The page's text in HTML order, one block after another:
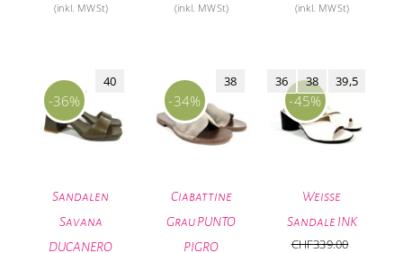
(inkl. MWSt) (inkl. MWSt) (inkl. MWSt)
-36%
Sandalen
Savana
DUCANERO
40
-34%
Ciabattine
Grau PUNTO
PIGRO
38
-45%
Weisse
Sandale INK
36 38 39,5
CHF339.00